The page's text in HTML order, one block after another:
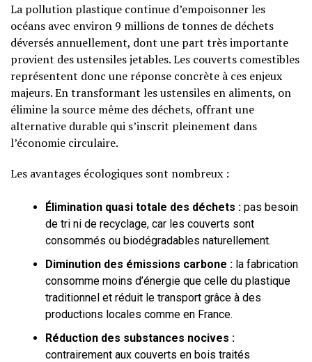
La pollution plastique continue d’empoisonner les
océans avec environ 9 millions de tonnes de déchets
déversés annuellement, dont une part très importante
provient des ustensiles jetables. Les couverts comestibles
représentent donc une réponse concrète à ces enjeux
majeurs. En transformant les ustensiles en aliments, on
élimine la source même des déchets, offrant une
alternative durable qui s’inscrit pleinement dans
l’économie circulaire.
Les avantages écologiques sont nombreux :
Élimination quasi totale des déchets : pas besoin
de tri ni de recyclage, car les couverts sont
consommés ou biodégradables naturellement.
Diminution des émissions carbone : la fabrication
consomme moins d’énergie que celle du plastique
traditionnel et réduit le transport grâce à des
productions locales comme en France.
Réduction des substances nocives :
contrairement aux couverts en bois traités